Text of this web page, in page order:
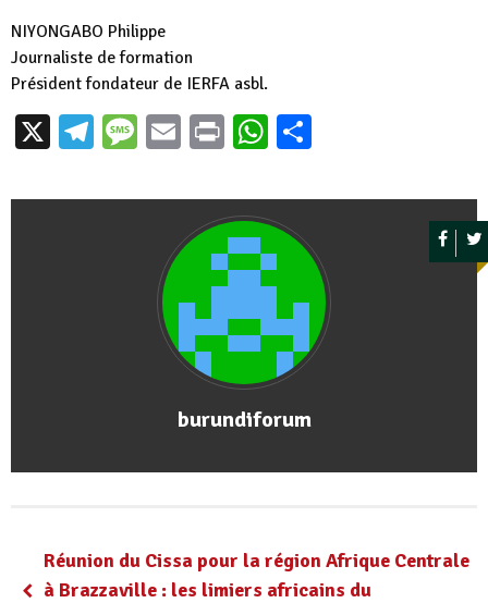
NIYONGABO Philippe
Journaliste de formation
Président fondateur de IERFA asbl.
X Telegram
Message
EmailPrintWhatsApp
burundiforum
Réunion du Cissa pour la région Afrique Centrale
à Brazzaville : les limiers africains du